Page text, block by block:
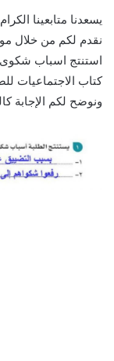
يسعدنا متابعينا
نقدم لكم من خلال
استنتج اسباب شكوى
كتاب الاجتماعيات
ونوضح لكم الإجابة